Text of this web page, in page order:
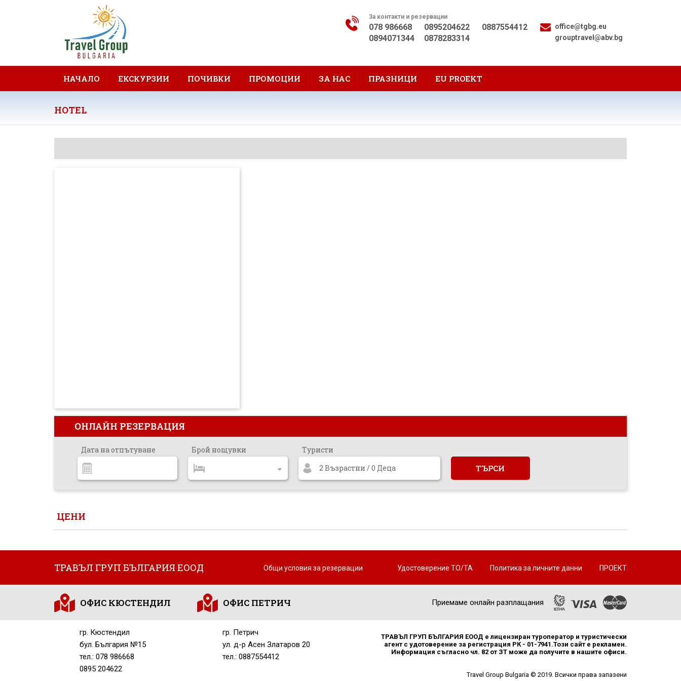
За контакти и резервации
078 986668 0895204622
0887554412
0894071344
0878283314
office@tgbg.eu
grouptravel@abv.bg
НАЧАЛО ЕКСКУРЗИИ ПОЧИВКИ ПРОМОЦИИ ЗА НАС ПРАЗНИЦИ EU PROEKT
HOTEL
ОНЛАЙН РЕЗЕРВАЦИЯ
Дата на отпътуване Брой нощувки
Туристи
2 Възрастни / 0 Деца
ЦЕНИ
ТРАВЪЛ ГРУП БЪЛГАРИЯ ЕООД Общи условия за резервации Удостоверение ТО/ТА Политика за личните данни ПРОЕКТ
ОФИС КЮСТЕНДИЛ ОФИС ПЕТРИЧ Приемаме онлайн разплащания
гр. Кюстендил
бул. България №15
тел.: 078 986668
0895 204622
гр. Петрич
ул. д-р Асен Златаров 20
тел.: 0887554412
ТРАВЪЛ ГРУП БЪЛГАРИЯ ЕООД е лицензиран туроператор и туристически
агент с удотоверение за регистрация РК - 01-7941.Този сайт е рекламен.
Информация съгласно чл. 82 от ЗТ може да получите в нашите офиси.
Travel Group Bulgaria © 2019. Всички права запазени